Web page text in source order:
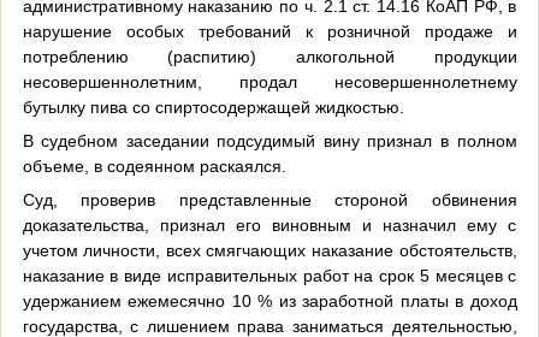
административному наказанию по ч. 2.1 ст. 14.16 КоАП РФ, в
нарушение особых требований к розничной продаже и
потреблению (распитию) алкогольной продукции
несовершеннолетним, продал несовершеннолетнему
бутылку пива со спиртосодержащей жидкостью.
В судебном заседании подсудимый вину признал в полном
объеме, в содеянном раскаялся.
Суд, проверив представленные стороной обвинения
доказательства, признал его виновным и назначил ему с
учетом личности, всех смягчающих наказание обстоятельств,
наказание в виде исправительных работ на срок 5 месяцев с
удержанием ежемесячно 10 % из заработной платы в доход
государства, с лишением права заниматься деятельностью,